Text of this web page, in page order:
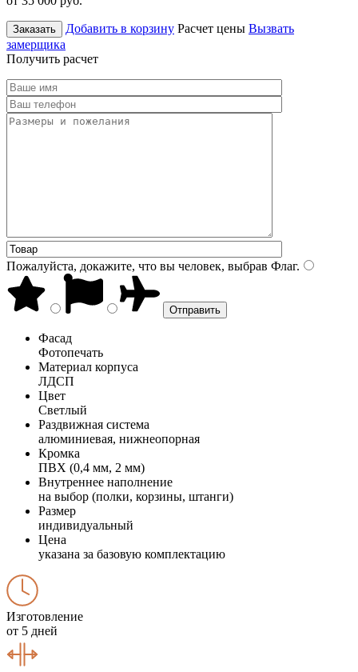
Заказать Добавить в корзину Расчет цены Вызвать
замерщика
Получить расчет
Пожалуйста, докажите, что вы человек, выбрав Флаг.
Фасад
Фотопечать
Материал корпуса
ЛДСП
Цвет
Светлый
Раздвижная система
алюминиевая, нижнеопорная
Кромка
ПВХ (0,4 мм, 2 мм)
Внутреннее наполнение
на выбор (полки, корзины, штанги)
Размер
индивидуальный
Цена
указана за базовую комплектацию
Изготовление
от 5 дней